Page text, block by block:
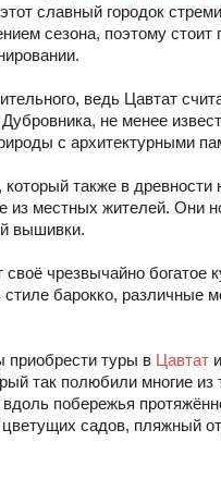
славный городок
сезона, поэтому стоит
ведь Цавтат
не менее
с архитектурными
который также в
из местных жителей.
вышивки.
своё чрезвычайно богатое
барокко, различные
приобрести туры в Цавтат
так полюбили многие
вдоль побережья
садов, пляжный